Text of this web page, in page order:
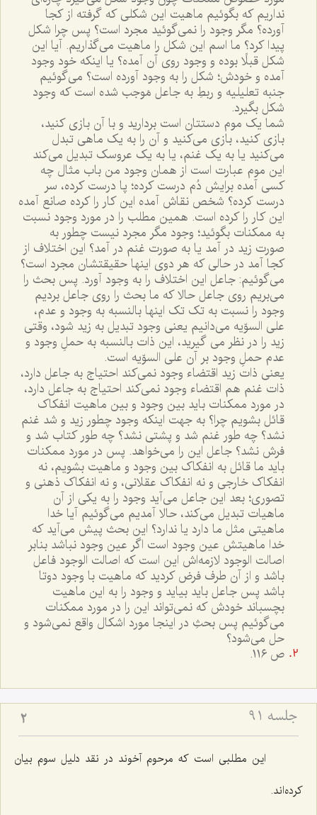
نداريم که بگوئيم ماهيت اين شکلى که گرفته از کجا
آورده؟ مگر وجود را نمى‌گوئيد مجرد است؟ پس چرا شکل
پيدا کرد؟ ما اسم اين شکل را ماهيت مى‌گذاريم. آيا اين
شکل قبلًا بوده و وجود روى آن آمده؟ يا اينکه خود وجود
آمده و خودش؛ شکل را به وجود آورده است؟ مى‌گوئيم
جنبه تعليليه و ربطِ به جاعل مَوجب شده است که وجود
شکل بگيرد.
شما يک موم دستتان است برداريد و با آن بازى کنيد،
بازى کنيد، بازى مى‌کنيد و آن را به يک ماهى تبدل
مى‌کنيد يا به يک غنم، يا به يک عروسک تبديل مى‌کند
اين موم عبارت است از همان وجود من باب مثال چه
کسى آمده برايش دُم درست کرده؛ پا درست کرده، سر
درست کرده؟ شخص نقاش آمده اين کار را کرده صانع آمده
اين کار را کرده است. همين مطلب را در مورد وجود نسبت
به ممکنات بگوئيد؛ وجود مگر مجرد نيست چطور به
صورت زيد در آمد يا به صورت غنم در آمد؟ اين اختلاف از
کجا آمد در حالى که هر دوى اينها حقيقتشان مجرد است؟
مى‌گوئيم: جاعل اين اختلاف را به وجود آورد. پس بحث را
مى‌بريم روى جاعل حالا که ما بحث را روى جاعل برديم
وجود را نسبت به تک تک اينها بالنسبه به وجود و عدم،
على السوّيه مى‌دانيم يعنى وجود تبديل به زيد شود، وقتى
زيد را در نظر مى گيريد، اين ذات بالنسبه به حملِ وجود و
عدم حملِ وجود بر آن على السوّيه است.
يعنى ذات زيد اقتضاء وجود نمى‌کند احتياج به جاعل دارد،
ذات غنم هم اقتضاء وجود نمى‌کند احتياج به جاعل دارد،
در مورد ممکنات بايد بين وجود و بين ماهيت انفکاک
قائل بشويم چرا؟ به جهت اينکه وجود چطور زيد و شد غنم
نشد؟ چه طور غنم شد و پشتى نشد؟ چه طور کتاب شد و
فرش نشد؟ جاعل اين را مى‌خواهد. پس در مورد ممکنات
بايد ما قائل به انفکاک بين وجود و ماهيت بشويم، نه
انفکاک خارجى و نه انفکاک عقلانى، و نه انفکاک ذهنى و
تصورى؛ بعد اين جاعل مى‌آيد وجود را به يکى از آن
ماهيات تبديل مى‌کند، حالا آمديم مى‌گوئيم آيا خدا
ماهيتى مثل ما دارد يا ندارد؟ اين بحث پيش مى‌آيد که
خدا ماهيتش عين وجود است اگر عين وجود نباشد بنابر
اصالت الوجود لازمه‌اش اين است که اصالت الوجود فاعل
باشد و از آن طرف فرض کرديد که ماهيت با وجود دوتا
باشد پس جاعل بايد بيايد و وجود را به اين ماهيت
بچسباند خودش که نمى‌تواند اين را در مورد ممکنات
مى‌گوئيم پس بحثِ در اينجا مورد اشکال واقع نمى‌شود و
حل مى‌شود؟
ص ١١٦.
جلسه ۹۱ 2
این مطلبى است كه مرحوم آخوند در نقد دلیل سوم بیان
كرده‌اند.